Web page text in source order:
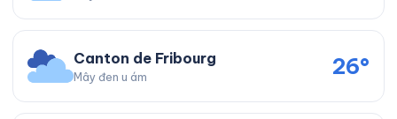
Canton de Fribourg
Mây đen u ám 26°